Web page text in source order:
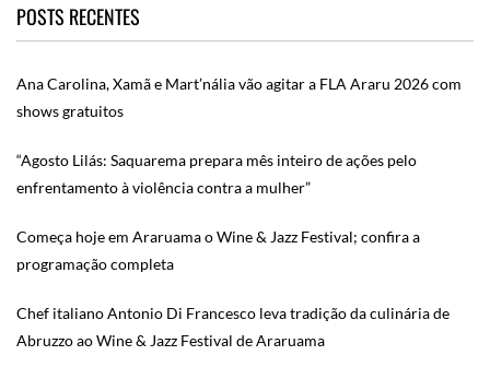
POSTS RECENTES
Ana Carolina, Xamã e Mart’nália vão agitar a FLA Araru 2026 com
shows gratuitos
“Agosto Lilás: Saquarema prepara mês inteiro de ações pelo
enfrentamento à violência contra a mulher”
Começa hoje em Araruama o Wine & Jazz Festival; confira a
programação completa
Chef italiano Antonio Di Francesco leva tradição da culinária de
Abruzzo ao Wine & Jazz Festival de Araruama